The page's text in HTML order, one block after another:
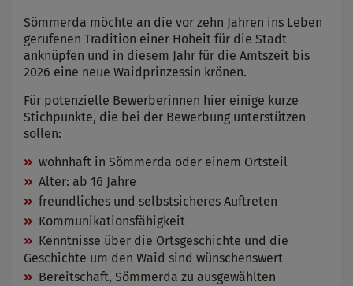
Sömmerda möchte an die vor zehn Jahren ins Leben
gerufenen Tradition einer Hoheit für die Stadt
anknüpfen und in diesem Jahr für die Amtszeit bis
2026 eine neue Waidprinzessin krönen.
Für potenzielle Bewerberinnen hier einige kurze
Stichpunkte, die bei der Bewerbung unterstützen
sollen:
wohnhaft in Sömmerda oder einem Ortsteil
Alter: ab 16 Jahre
freundliches und selbstsicheres Auftreten
Kommunikationsfähigkeit
Kenntnisse über die Ortsgeschichte und die
Geschichte um den Waid sind wünschenswert
Bereitschaft, Sömmerda zu ausgewählten